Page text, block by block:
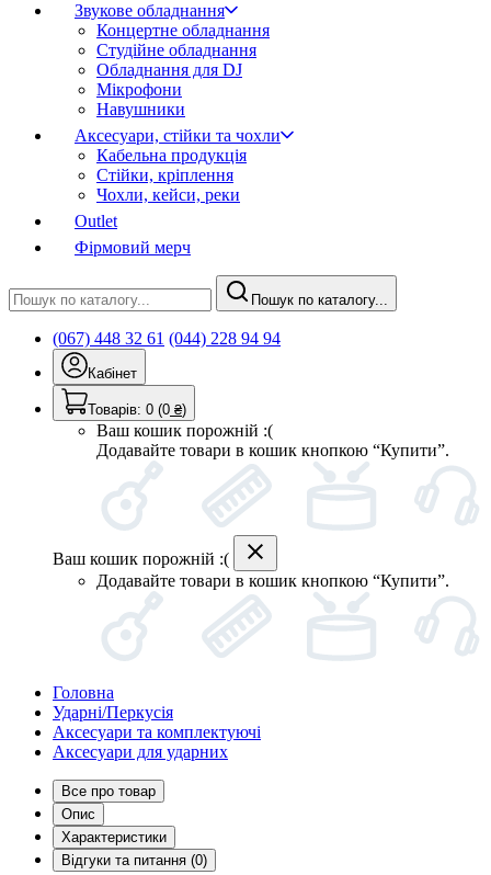
Звукове обладнання
Концертне обладнання
Студійне обладнання
Обладнання для DJ
Мікрофони
Навушники
Аксесуари, стійки та чохли
Кабельна продукція
Стійки, кріплення
Чохли, кейси, реки
Outlet
Фірмовий мерч
Пошук по каталогу...
(067) 448 32 61 (044) 228 94 94
Кабінет
Товарів: 0 (0 ₴)
Ваш кошик порожній :(
Додавайте товари в кошик кнопкою “Купити”.
Ваш кошик порожній :(
Додавайте товари в кошик кнопкою “Купити”.
Головна
Ударні/Перкусія
Аксесуари та комплектуючі
Аксесуари для ударних
Все про товар
Опис
Характеристики
Відгуки та питання (0)